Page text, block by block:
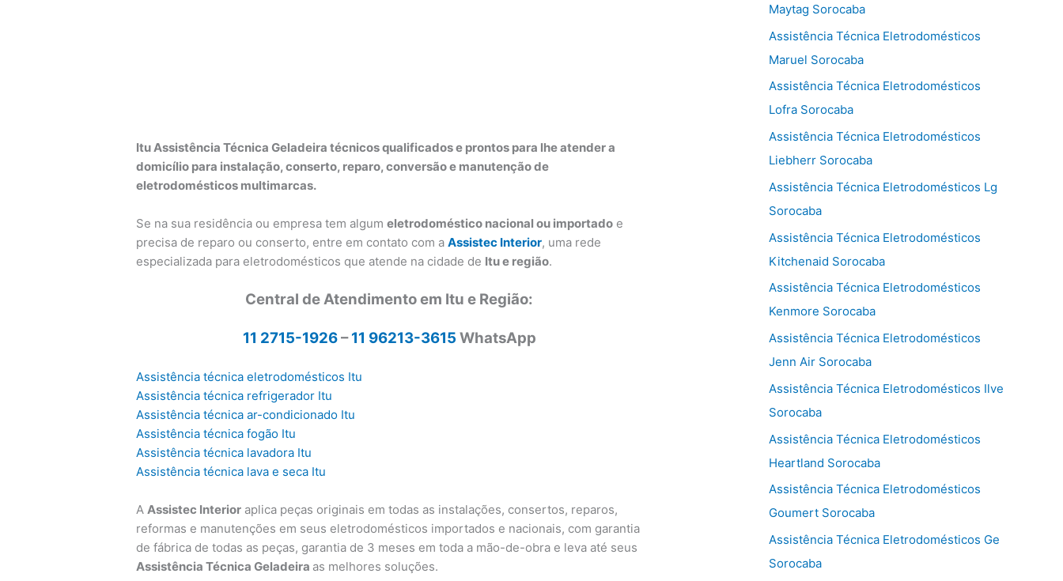
Itu Assistência Técnica Geladeira técnicos qualificados e prontos para lhe atender a
domicílio para instalação, conserto, reparo, conversão e manutenção de
eletrodomésticos multimarcas.
Se na sua residência ou empresa tem algumeletrodoméstico nacional ou importado e
precisa de reparo ou conserto, entre em contato com aAssistec Interior, uma rede
especializada para eletrodomésticos que atende na cidade de Itu e região.
Central de Atendimento em Itu e Região:
11 2715-1926–11 96213-3615 WhatsApp
Assistência técnica eletrodomésticos Itu
Assistência técnica refrigerador Itu
Assistência técnica ar-condicionado Itu
Assistência técnica fogão Itu
Assistência técnica lavadora Itu
Assistência técnica lava e seca Itu
AAssistec Interior aplica peças originais em todas as instalações, consertos, reparos,
reformas e manutenções em seus eletrodomésticos importados e nacionais, com garantia
de fábrica de todas as peças, garantia de 3 meses em toda a mão-de-obra e leva até seus
Assistência Técnica Geladeira as melhores soluções.
Maytag Sorocaba
Assistência Técnica Eletrodomésticos
Maruel Sorocaba
Assistência Técnica Eletrodomésticos
Lofra Sorocaba
Assistência Técnica Eletrodomésticos
Liebherr Sorocaba
Assistência Técnica Eletrodomésticos Lg
Sorocaba
Assistência Técnica Eletrodomésticos
Kitchenaid Sorocaba
Assistência Técnica Eletrodomésticos
Kenmore Sorocaba
Assistência Técnica Eletrodomésticos
Jenn Air Sorocaba
Assistência Técnica Eletrodomésticos Ilve
Sorocaba
Assistência Técnica Eletrodomésticos
Heartland Sorocaba
Assistência Técnica Eletrodomésticos
Goumert Sorocaba
Assistência Técnica Eletrodomésticos Ge
Sorocaba